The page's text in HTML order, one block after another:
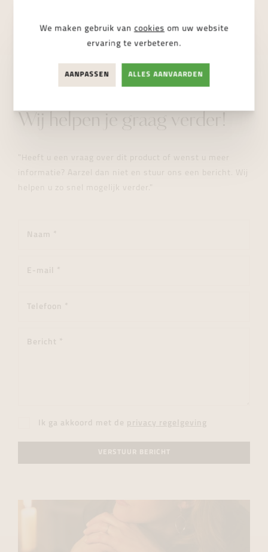
Wij helpen je graag verder!
"Heeft u een vraag over dit product of wenst u meer
informatie? Aarzel dan niet en stuur ons een bericht. Wij
helpen u zo snel mogelijk verder."
Ik ga akkoord met de privacy regelgeving
VERSTUUR BERICHT
We maken gebruik van cookies om uw website
ervaring te verbeteren.
AANPASSEN ALLES AANVAARDEN